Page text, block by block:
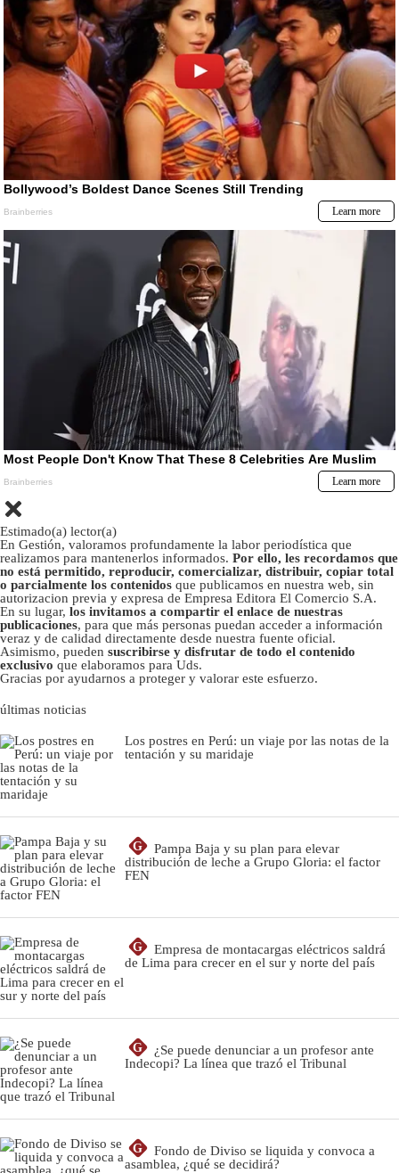
Estimado(a) lector(a)
En Gestión, valoramos profundamente la labor periodística que
realizamos para mantenerlos informados. Por ello, les recordamos que
no está permitido, reproducir, comercializar, distribuir, copiar total
o parcialmente los contenidos que publicamos en nuestra web, sin
autorizacion previa y expresa de Empresa Editora El Comercio S.A.
En su lugar, los invitamos a compartir el enlace de nuestras
publicaciones, para que más personas puedan acceder a información
veraz y de calidad directamente desde nuestra fuente oficial.
Asimismo, pueden suscribirse y disfrutar de todo el contenido
exclusivo que elaboramos para Uds.
Gracias por ayudarnos a proteger y valorar este esfuerzo.
últimas noticias
Los postres en Perú: un viaje por las notas de la
tentación y su maridaje
G
Pampa Baja y su plan para elevar
distribución de leche a Grupo Gloria: el factor
FEN
G
Empresa de montacargas eléctricos saldrá
de Lima para crecer en el sur y norte del país
G
¿Se puede denunciar a un profesor ante
Indecopi? La línea que trazó el Tribunal
G
Fondo de Diviso se liquida y convoca a
asamblea, ¿qué se decidirá?